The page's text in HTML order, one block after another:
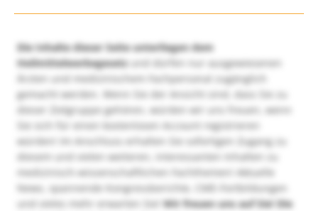
Die Inhalte dieser Seite unterliegen dem
Heilmittelwerbegesetzund dürfen nur ausgewiesenen
Ärzten und medizinischem Fachpersonal zugänglich
gemacht werden. Wenn Sie der Ansicht sind, dass Sie zu
dieser Zielgruppe gehören, würden wir uns freuen, wenn
Sie sich für einen kostenlosen Account registrieren
würden! Im Anschluss erhalten Sie sofortigen Zugang zu
diesem und vielen weiteren, interessanten Inhalten zu
medizinisch-wissenschaftlichen Fachthemen! Aktuelle
News, spannende Kongressberichte, CME-Fortbildungen
und vieles mehr erwarten Sie!Wir freuen uns auf Sie! Die